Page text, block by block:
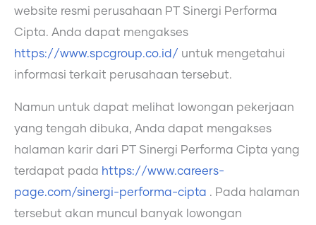
website resmi perusahaan PT Sinergi Performa
Cipta. Anda dapat mengakses
https://www.spcgroup.co.id/ untuk mengetahui
informasi terkait perusahaan tersebut.
Namun untuk dapat melihat lowongan pekerjaan
yang tengah dibuka, Anda dapat mengakses
halaman karir dari PT Sinergi Performa Cipta yang
terdapat pada https://www.careers-
page.com/sinergi-performa-cipta . Pada halaman
tersebut akan muncul banyak lowongan